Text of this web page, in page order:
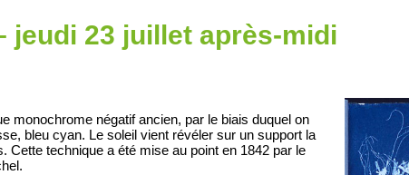
jeudi 23 juillet après-midi
monochrome négatif ancien, par le biais duquel on
bleu cyan. Le soleil vient révéler sur un support la
Cette technique a été mise au point en 1842 par le